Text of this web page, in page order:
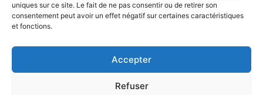
uniques sur ce site. Le fait de ne pas consentir ou de retirer son
consentement peut avoir un effet négatif sur certaines caractéristiques
et fonctions.
Accepter
Refuser
Les experts et collaborateurs